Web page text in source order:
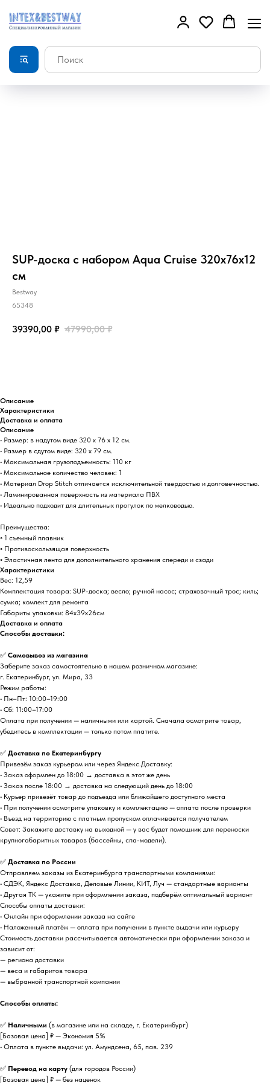
SUP-доска с набором Aqua Cruise 320x76x12
см
Bestway
65348
39390,00 ₽ 47990,00 ₽
Описание
Характеристики
Доставка и оплата
Описание
• Размер: в надутом виде 320 х 76 х 12 см.
• Размер в сдутом виде: 320 х 79 см.
• Максимальная грузоподъемность: 110 кг
• Максимальное количество человек: 1
• Материал Drop Stitch отличается исключительной твердостью и долговечностью.
• Ламинированная поверхность из материала ПВХ
• Идеально подходит для длительных прогулок по мелководью.
Преимущества:
◦ 1 съемный плавник
◦ Противоскользящая поверхность
◦ Эластичная лента для дополнительного хранения спереди и сзади
Характеристики
Вес: 12,59
Комплектация товара: SUP-доска; весло; ручной насос; страховочный трос; киль;
сумка; комлект для ремонта
Габариты упаковки: 84х39х26см
Доставка и оплата
Способы доставки:
✅ Самовывоз из магазина
Заберите заказ самостоятельно в нашем розничном магазине:
г. Екатеринбург, ул. Мира, 33
Режим работы:
• Пн–Пт: 10:00–19:00
• Сб: 11:00–17:00
Оплата при получении — наличными или картой. Сначала осмотрите товар,
убедитесь в комплектации — только потом платите.
✅ Доставка по Екатеринбургу
Привезём заказ курьером или через Яндекс.Доставку:
• Заказ оформлен до 18:00 → доставка в этот же день
• Заказ после 18:00 → доставка на следующий день до 18:00
• Курьер привезёт товар до подъезда или ближайшего доступного места
• При получении осмотрите упаковку и комплектацию — оплата после проверки
• Въезд на территорию с платным пропуском оплачивается получателем
Совет: Закажите доставку на выходной — у вас будет помощник для переноски
крупногабаритных товаров (бассейны, спа-модели).
✅ Доставка по России
Отправляем заказы из Екатеринбурга транспортными компаниями:
• СДЭК, Яндекс Доставка, Деловые Линии, КИТ, Луч — стандартные варианты
• Другая ТК — укажите при оформлении заказа, подберём оптимальный вариант
Способы оплаты доставки:
• Онлайн при оформлении заказа на сайте
• Наложенный платёж — оплата при получении в пункте выдачи или курьеру
Стоимость доставки рассчитывается автоматически при оформлении заказа и
зависит от:
— региона доставки
— веса и габаритов товара
— выбранной транспортной компании
Способы оплаты:
✅ Наличными (в магазине или на складе, г. Екатеринбург)
[Базовая цена] ₽ — Экономия 5%
• Оплата в пункте выдачи: ул. Амундсена, 65, пав. 239
✅ Перевод на карту (для городов России)
[Базовая цена] ₽ — без наценок